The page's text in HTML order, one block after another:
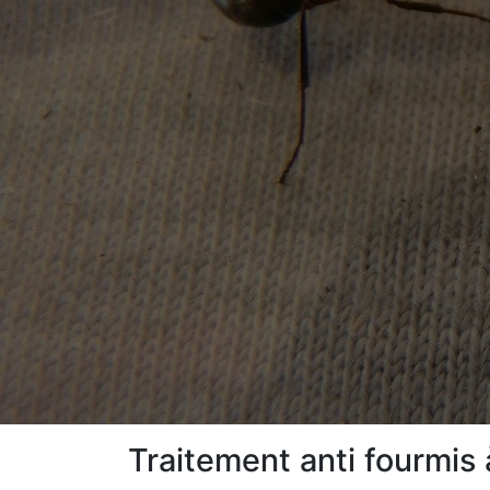
Traitement anti fourmis